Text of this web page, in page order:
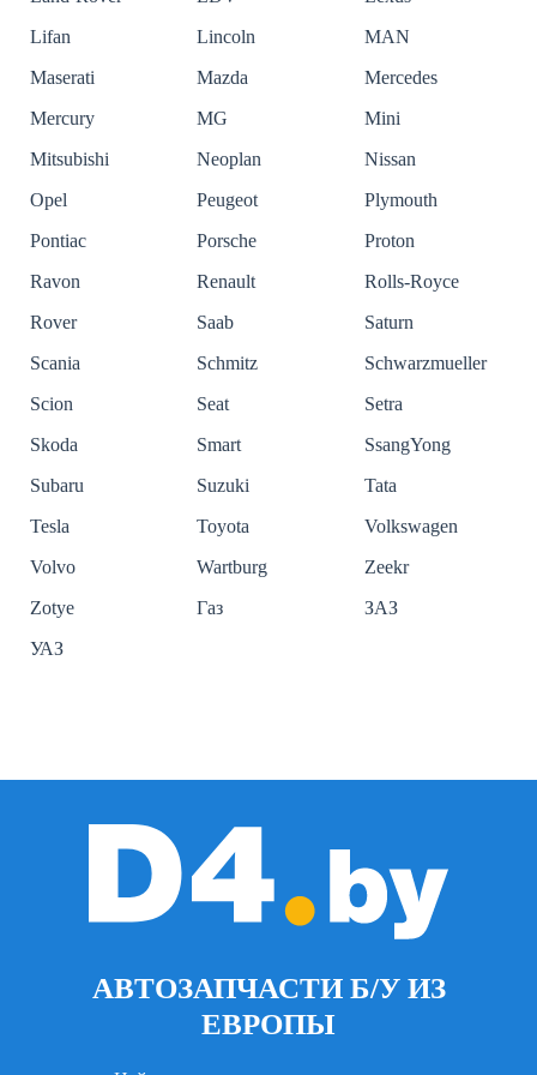
Lifan
Lincoln
MAN
Maserati
Mazda
Mercedes
Mercury
MG
Mini
Mitsubishi
Neoplan
Nissan
Opel
Peugeot
Plymouth
Pontiac
Porsche
Proton
Ravon
Renault
Rolls-Royce
Rover
Saab
Saturn
Scania
Schmitz
Schwarzmueller
Scion
Seat
Setra
Skoda
Smart
SsangYong
Subaru
Suzuki
Tata
Tesla
Toyota
Volkswagen
Volvo
Wartburg
Zeekr
Zotye
Газ
ЗАЗ
УАЗ
АВТОЗАПЧАСТИ Б/У ИЗ
ЕВРОПЫ